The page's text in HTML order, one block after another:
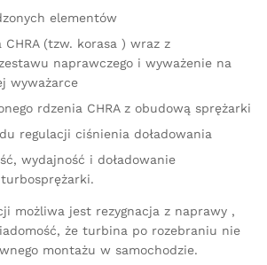
elementów
CHRA (tzw. korasa ) wraz z
naprawczego i wyważenie na
wyważarce
rdzenia CHRA z obudową sprężarki
regulacji ciśnienia doładowania
wydajność i doładowanie
możliwa jest rezygnacja z naprawy ,
że turbina po rozebraniu nie
montażu w samochodzie.